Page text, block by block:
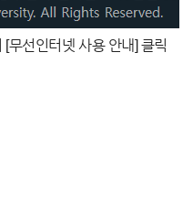
무선인터넷 사용 안내] 클릭